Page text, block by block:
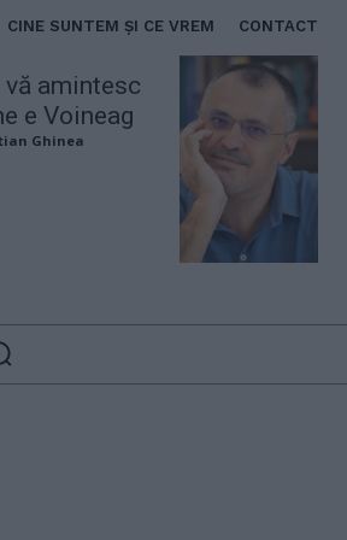
CINE SUNTEM ȘI CE VREM CONTACT
vă amintesc
e Voineag
Ghinea